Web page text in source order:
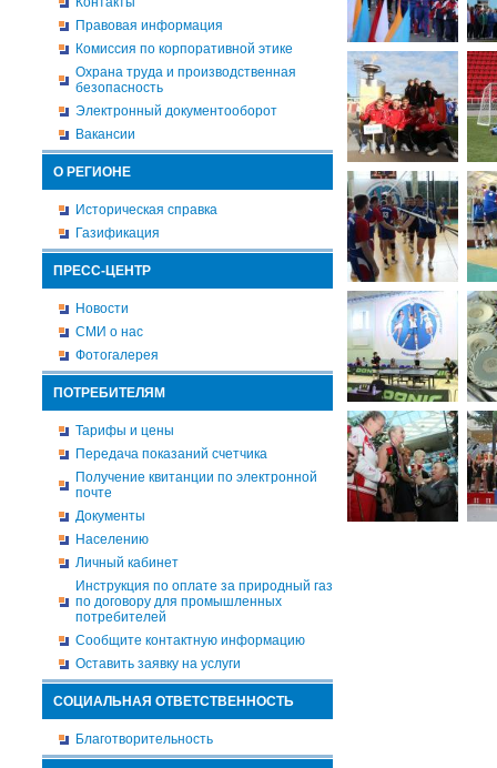
Правовая информация
Комиссия по корпоративной этике
Охрана труда и производственная
безопасность
Электронный документооборот
Вакансии
О РЕГИОНЕ
Историческая справка
Газификация
ПРЕСС-ЦЕНТР
Новости
СМИ о нас
Фотогалерея
ПОТРЕБИТЕЛЯМ
Тарифы и цены
Передача показаний счетчика
Получение квитанции по электронной
почте
Документы
Населению
Личный кабинет
Инструкция по оплате за природный газ
по договору для промышленных
потребителей
Сообщите контактную информацию
Оставить заявку на услуги
СОЦИАЛЬНАЯ ОТВЕТСТВЕННОСТЬ
Благотворительность